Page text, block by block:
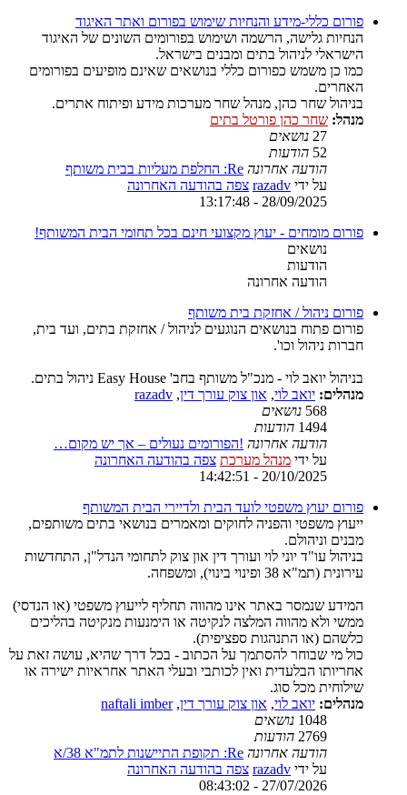
פורום כללי-מידע והנחיות שימוש בפורום ואתר האיגוד
הנחיות גלישה, הרשמה ושימוש בפורומים השונים של האיגוד
הישראלי לניהול בתים ומבנים בישראל.
כמו כן משמש כפורום כללי בנושאים שאינם מופיעים בפורומים
האחרים.
בניהול שחר כהן, מנהל שחר מערכות מידע ופיתוח אתרים.
מנהל: שחר כהן פורטל בתים
27 נושאים
52 הודעות
הודעה אחרונה Re: החלפת מעליות בבית משותף
על ידי razadv צפה בהודעה האחרונה
28/09/2025 - 13:17:48
פורום מומחים - יעוץ מקצועי חינם בכל תחומי הבית המשותף!
נושאים
הודעות
הודעה אחרונה
פורום ניהול / אחזקת בית משותף
פורום פתוח בנושאים הנוגעים לניהול / אחזקת בתים, ועד בית,
חברות ניהול וכו'.
בניהול יואב לוי - מנכ"ל משותף בחב' Easy House ניהול בתים.
מנהלים: יואב לוי, און צוק עורך דין,
razadv
568 נושאים
1494 הודעות
הודעה אחרונה !הפורומים נעולים – אך יש מקום…
על ידי מנהל מערכת צפה בהודעה האחרונה
20/10/2025 - 14:42:51
פורום יעוץ משפטי לועד הבית ולדיירי הבית המשותף
ייעוץ משפטי והפניה לחוקים ומאמרים בנושאי בתים משותפים,
מבנים וניהולם.
בניהול עו"ד יוני לוי ועורך דין און צוק לתחומי הנדל"ן, התחדשות
עירונית (תמ"א 38 ופינוי בינוי), ומשפחה.
המידע שנמסר באתר אינו מהווה תחליף לייעוץ משפטי (או הנדסי)
ממשי ולא מהווה המלצה לנקיטה או הימנעות מנקיטה בהליכים
כלשהם (או התנהגות ספציפית).
כול מי שבוחר להסתמך על הכתוב - בכל דרך שהיא, עושה זאת על
אחריותו הבלעדית ואין לכותבי ובעלי האתר אחראיות ישירה או
שילוחית מכל סוג.
מנהלים: יואב לוי, און צוק עורך דין,
naftali imber
1048 נושאים
2769 הודעות
הודעה אחרונה Re: תקופת התיישנות לתמ"א 38/א
על ידי razadv צפה בהודעה האחרונה
27/07/2026 - 08:43:02